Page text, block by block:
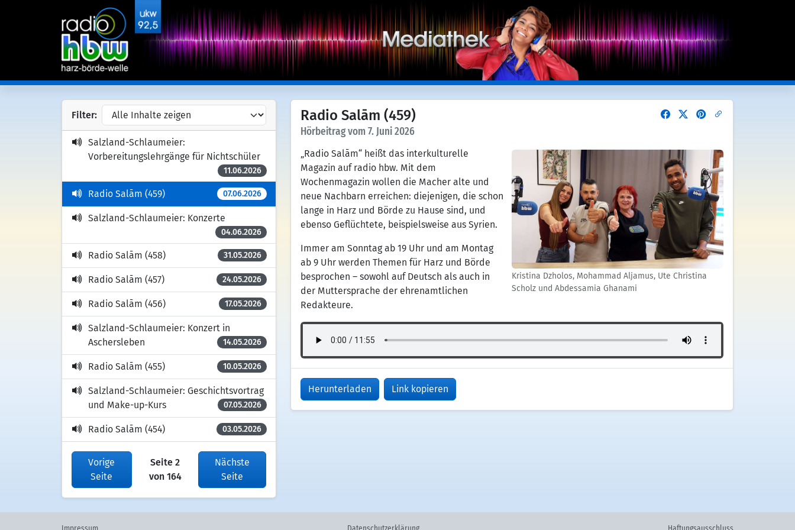
Radio Salām (459)
Hörbeitrag vom 7. Juni 2026
Kristina Dzholos, Mohammad Aljamus, Ute Christina
Scholz und Abdessamia Ghanami
„Radio Salām“ heißt das interkulturelle
Magazin auf radio hbw. Mit dem
Wochenmagazin wollen die Macher alte und
neue Nachbarn erreichen: diejenigen, die schon
lange in Harz und Börde zu Hause sind, und
ebenso Geflüchtete, beispielsweise aus Syrien.
Immer am Sonntag ab 19 Uhr und am Montag
ab 9 Uhr werden Themen für Harz und Börde
besprochen – sowohl auf Deutsch als auch in
der Muttersprache der ehrenamtlichen
Redakteure.
Herunterladen Link kopieren
Filter:
Salzland-Schlaumeier:
Vorbereitungslehrgänge für Nichtschüler
11.06.2026
Radio Salām (459) 07.06.2026
Salzland-Schlaumeier: Konzerte
04.06.2026
Radio Salām (458) 31.05.2026
Radio Salām (457) 24.05.2026
Radio Salām (456) 17.05.2026
Salzland-Schlaumeier: Konzert in
Aschersleben
14.05.2026
Radio Salām (455) 10.05.2026
Salzland-Schlaumeier: Geschichtsvortrag
und Make-up-Kurs
07.05.2026
Radio Salām (454) 03.05.2026
Vorige
Seite
Seite 2
von 164
Nächste
Seite